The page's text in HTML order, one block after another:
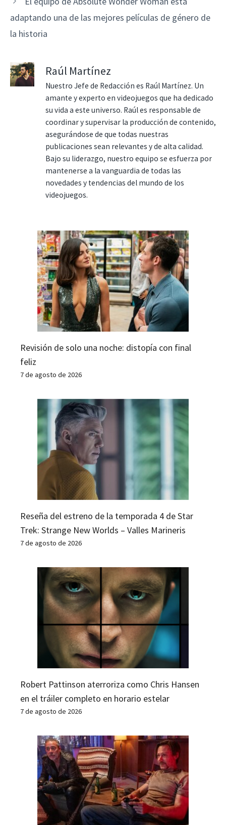
adaptando una de las mejores películas de género de
la historia
Raúl Martínez
Nuestro Jefe de Redacción es Raúl Martínez. Un
amante y experto en videojuegos que ha dedicado
su vida a este universo. Raúl es responsable de
coordinar y supervisar la producción de contenido,
asegurándose de que todas nuestras
publicaciones sean relevantes y de alta calidad.
Bajo su liderazgo, nuestro equipo se esfuerza por
mantenerse a la vanguardia de todas las
novedades y tendencias del mundo de los
videojuegos.
Revisión de solo una noche: distopía con final
feliz
7 de agosto de 2026
Reseña del estreno de la temporada 4 de Star
Trek: Strange New Worlds – Valles Marineris
7 de agosto de 2026
Robert Pattinson aterroriza como Chris Hansen
en el tráiler completo en horario estelar
7 de agosto de 2026